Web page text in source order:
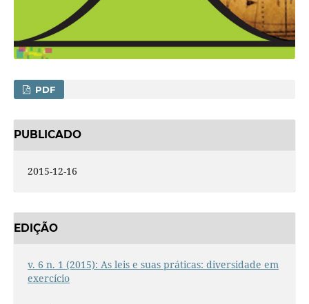
PDF
PUBLICADO
2015-12-16
EDIÇÃO
v. 6 n. 1 (2015): As leis e suas práticas: diversidade em
exercício